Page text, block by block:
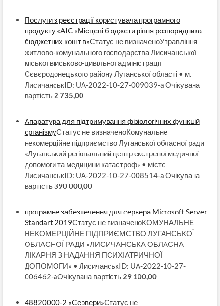
Послуги з реєстрації користувача програмного
продукту «AIC «Місцеві бюджети рівня розпорядника
бюджетних коштів»Статус не визначеноУправління
житлово-комунального господарства Лисичанської
міської військово-цивільної адміністрації
Сєвєродонецького району Луганської області • м.
ЛисичанськID: UA-2022-10-27-009039-a Очікувана
вартість 2 735,00
Апаратура для підтримування фізіологічних функцій
організмуСтатус не визначеноКомунальне
некомерційне підприємство Луганської обласної ради
«Луганський регіональний центр екстреної медичної
допомоги та медицини катастроф» • місто
ЛисичанськID: UA-2022-10-27-008514-a Очікувана
вартість390 000,00
програмне забезпечення для сервера Microsoft Server
Standart 2019Статус не визначеноКОМУНАЛЬНЕ
НЕКОМЕРЦІЙНЕ ПІДПРИЄМСТВО ЛУГАНСЬКОЇ
ОБЛАСНОЇ РАДИ «ЛИСИЧАНСЬКА ОБЛАСНА
ЛІКАРНЯ З НАДАННЯ ПСИХІАТРИЧНОЇ
ДОПОМОГИ» • ЛисичанськID: UA-2022-10-27-
006462-aОчікувана вартість 29 100,00
48820000-2 «Сервери»Статус не